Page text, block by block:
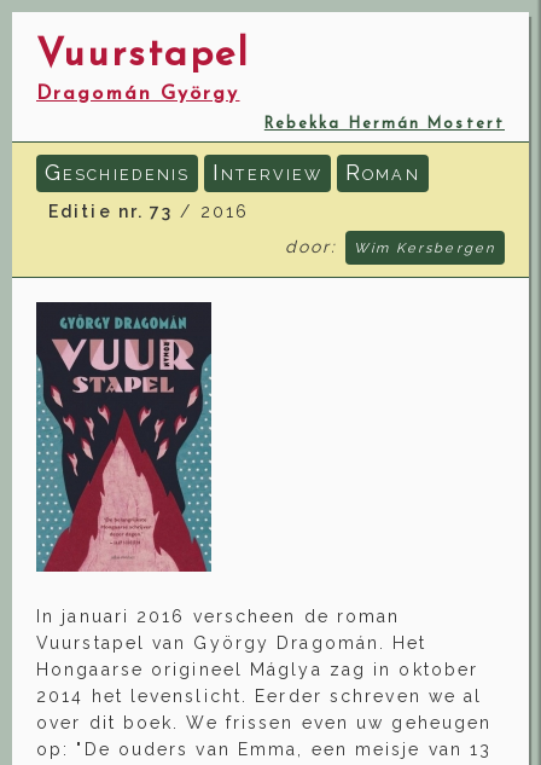
Vuurstapel
Dragomán György
Rebekka Hermán Mostert
G ESCHIEDENIS I NTERVIEW ROMAN
Editie nr. 73 / 2016
door:
Wim Kersbergen
In januari 2016 verscheen de roman
Vuurstapel van György Dragomán. Het
Hongaarse origineel Máglya zag in oktober
2014 het levenslicht. Eerder schreven we al
over dit boek. We frissen even uw geheugen
op: "De ouders van Emma, een meisje van 13